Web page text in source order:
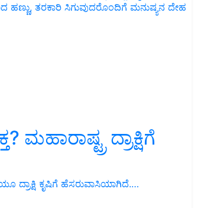
ಹಣ್ಣು, ತರಕಾರಿ ಸಿಗುವುದರೊಂದಿಗೆ ಮನುಷ್ಯನ ದೇಹ
ಮಹಾರಾಷ್ಟ್ರ ದ್ರಾಕ್ಷಿಗೆ
ದ್ರಾಕ್ಷಿ ಕೃಷಿಗೆ ಹೆಸರುವಾಸಿಯಾಗಿದೆ.…